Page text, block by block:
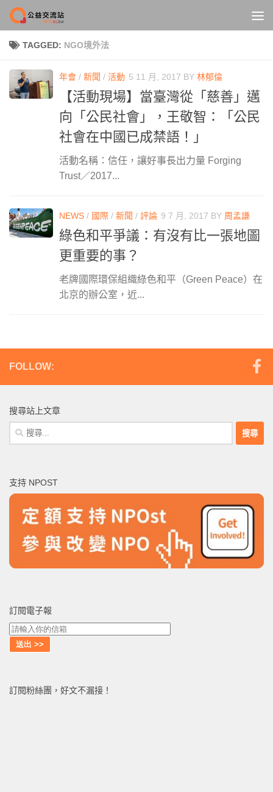
Skip to content
TAGGED: NGO境外法
年會 / 新聞 / 活動 5 11 月, 2017 BY 林郁倫
【活動現場】當臺灣從「慈善」邁
向「公民社會」，王敬智：「公民
社會在中國已成禁語！」
活動名稱：信任，讓好事長出力量 Forging
Trust／2017...
NEWS / 國際 / 新聞 / 評論 9 7 月, 2017 BY 周孟謙
綠色和平爭議：有沒有比一張地圖
更重要的事？
老牌國際環保組織綠色和平（Green Peace）在
北京的辦公室，近...
FOLLOW:
搜尋站上文章
搜
尋
字:
支持 NPOST
訂閱電子報
訂閱粉絲團，好文不漏接！